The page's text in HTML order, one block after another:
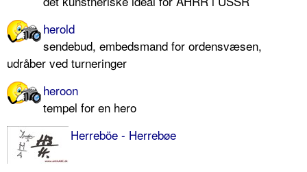
herold
sendebud, embedsmand for ordensvæsen,
udråber ved turneringer
heroon
tempel for en hero
Herreböe - Herrebøe